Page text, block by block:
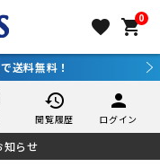
favorite 0
shopping_cart
送料無料！
history
閲覧履歴
person
ログイン
知らせ